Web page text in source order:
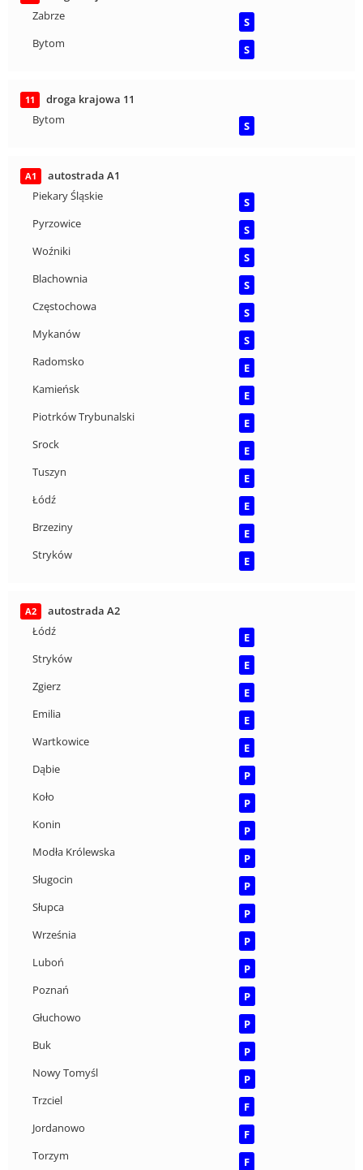
Zabrze
S
Bytom
S
11
droga krajowa 11
Bytom
S
A1
autostrada A1
Piekary Śląskie
S
Pyrzowice
S
Woźniki
S
Blachownia
S
Częstochowa
S
Mykanów
S
Radomsko
E
Kamieńsk
E
Piotrków Trybunalski
E
Srock
E
Tuszyn
E
Łódź
E
Brzeziny
E
Stryków
E
A2
autostrada A2
Łódź
E
Stryków
E
Zgierz
E
Emilia
E
Wartkowice
E
Dąbie
P
Koło
P
Konin
P
Modła Królewska
P
Sługocin
P
Słupca
P
Września
P
Luboń
P
Poznań
P
Głuchowo
P
Buk
P
Nowy Tomyśl
P
Trzciel
F
Jordanowo
F
Torzym
F